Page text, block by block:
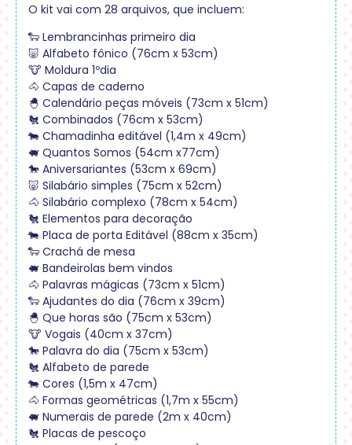
O kit vai com 28 arquivos, que incluem:
🐑 Lembrancinhas primeiro dia
🐷 Alfabeto fônico (76cm x 53cm)
🐮 Moldura 1ºdia
🐴 Capas de caderno
🐣 Calendário peças móveis (73cm x 51cm)
🐔 Combinados (76cm x 53cm)
🐄 Chamadinha editável (1,4m x 49cm)
🐖 Quantos Somos (54cm x77cm)
🐎 Aniversariantes (53cm x 69cm)
🐷 Silabário simples (75cm x 52cm)
🐴 Silabário complexo (78cm x 54cm)
🐔 Elementos para decoração
🐄 Placa de porta Editável (88cm x 35cm)
🐑 Crachá de mesa
🐖 Bandeirolas bem vindos
🐴 Palavras mágicas (73cm x 51cm)
🐑 Ajudantes do dia (76cm x 39cm)
🐣 Que horas são (75cm x 53cm)
🐮 Vogais (40cm x 37cm)
🐎 Palavra do dia (75cm x 53cm)
🐔 Alfabeto de parede
🐄 Cores (1,5m x 47cm)
🐴 Formas geométricas (1,7m x 55cm)
🐖 Numerais de parede (2m x 40cm)
🐔 Placas de pescoço